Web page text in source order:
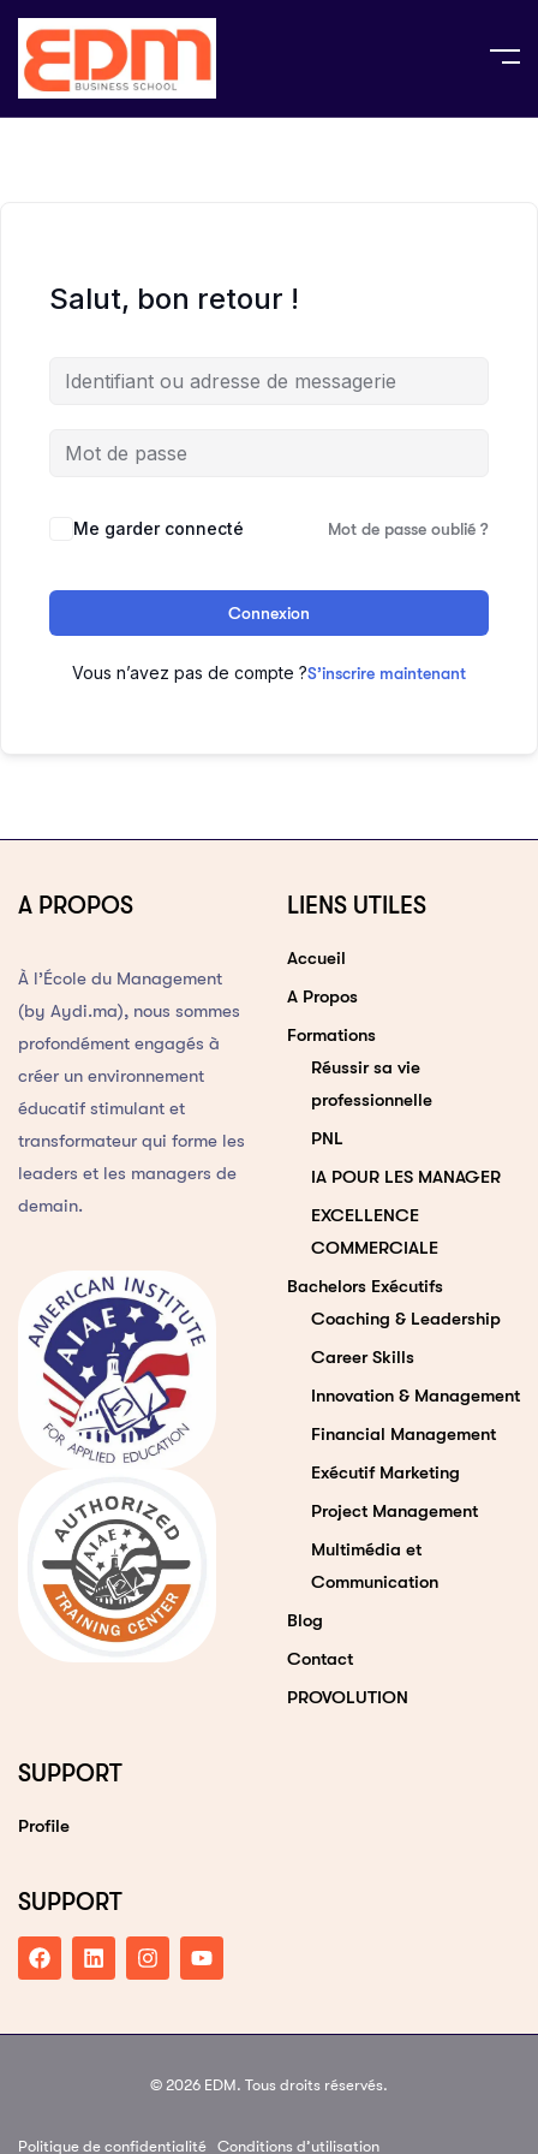
Salut, bon retour !
Me garder connecté Mot de passe oublié ?
Connexion
Vous n’avez pas de compte ?S’inscrire maintenant
A PROPOS
À l’École du Management
(by Aydi.ma), nous sommes
profondément engagés à
créer un environnement
éducatif stimulant et
transformateur qui forme les
leaders et les managers de
demain.
LIENS UTILES
Accueil
A Propos
Formations
Réussir sa vie
professionnelle
PNL
IA POUR LES MANAGER
EXCELLENCE
COMMERCIALE
Bachelors Exécutifs
Coaching & Leadership
Career Skills
Innovation & Management
Financial Management
Exécutif Marketing
Project Management
Multimédia et
Communication
Blog
Contact
PROVOLUTION
SUPPORT
Profile
SUPPORT
© 2026 EDM. Tous droits réservés.
Politique de confidentialité Conditions d’utilisation